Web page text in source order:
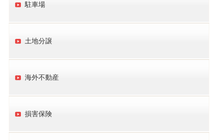
駐車場
土地分譲
海外不動産
損害保険